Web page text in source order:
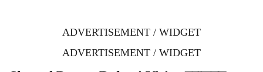
ADVERTISEMENT / WIDGET
ADVERTISEMENT / WIDGET